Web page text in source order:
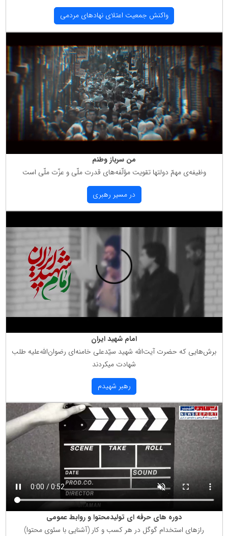
واكنش جمعیت اعتلای نهادهای مردمی
من سرباز وطنم
وظیفه‌ی مهمّ دولتها تقویت مؤلّفه‌های قدرت ملّی و عزّت ملّی است
در مسیر رهبری
امام شهید ایران
برش‌هایی كه حضرت آیت‌الله شهید سیّدعلی خامنه‌ای رضوان‌الله‌علیه طلب
شهادت میكردند
رهبر شهیدم
دوره های حرفه ای تولیدمحتوا و روابط عمومی
رازهای استخدام گوگل در هر كسب و كار (آشنایی با سئوی محتوا)